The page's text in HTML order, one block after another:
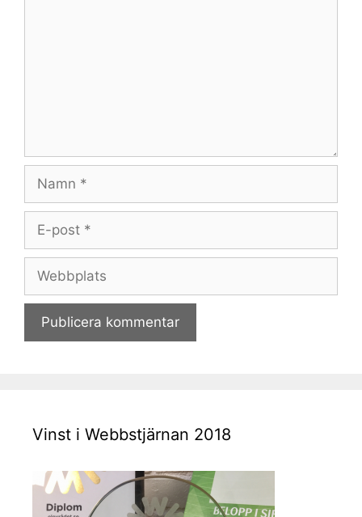
Namn
Webbplats
Vinst i Webbstjärnan 2018